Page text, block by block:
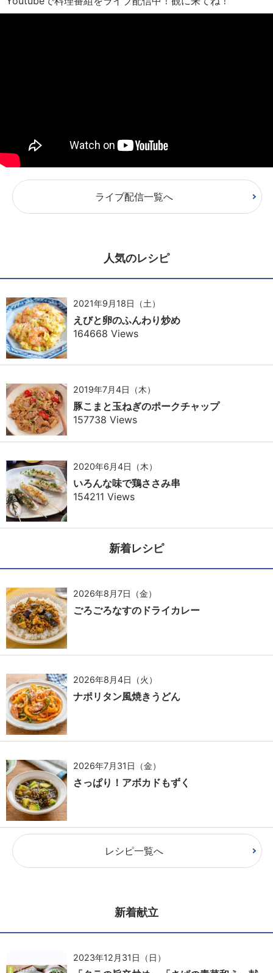
ライブ配信一覧へ
人気のレシピ
2021年9月18日（土）
えびと卵のふんわり炒め
164668 Views
2019年7月4日（木）
豚こまと玉ねぎのポークチャップ
157738 Views
2020年6月4日（木）
いろんな味で鶏ささみ串
154211 Views
新着レシピ
2026年8月7日（金）
ごろごろなすのドライカレー
2026年8月4日（火）
ナポリタン風焼きうどん
2026年7月31日（金）
さっぱり！アボカドもずく
レシピ一覧へ
新着献立
2023年12月31日（日）